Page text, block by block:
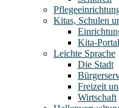
Kitas, Schulen
Kita-Portal
Leichte Sprache
Die Stadt
Freizeit
Wirtschaft